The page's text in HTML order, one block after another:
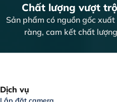
Chất lượng vượt
Sản phẩm có nguồn gốc xuất
ràng, cam kết chất lượng
Dịch vụ